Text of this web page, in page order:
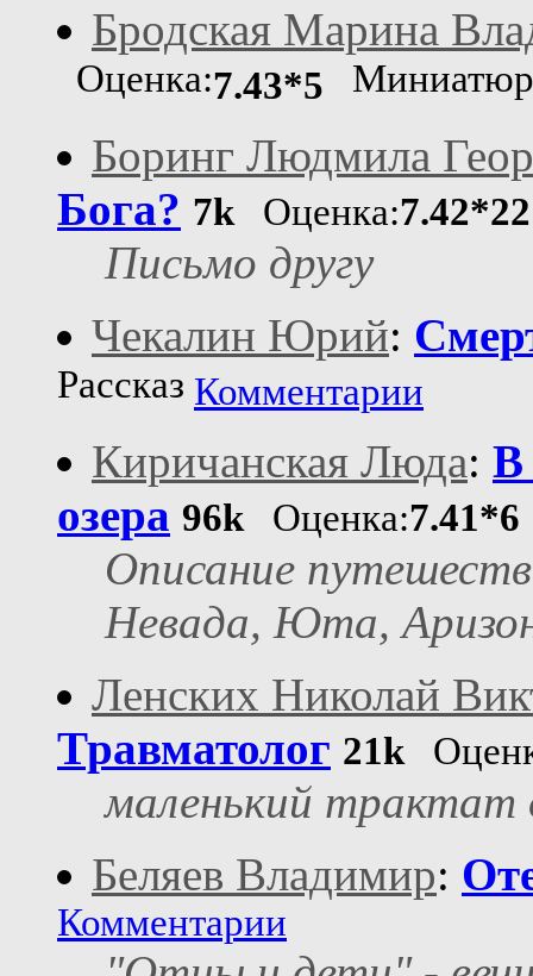
Бродская Марина
Оценка:7.43*5
Боринг Людмила
Бога? 7kОценка:7.42*22
Письмо другу
Чекалин Юрий:
Рассказ Комментарии
Киричанская Люда: В
озера 96kОценка:7.41*6
Описание
Невада, Юта,
Ленских Николай
Травматолог 21k
маленький
Беляев Владимир:
Комментарии